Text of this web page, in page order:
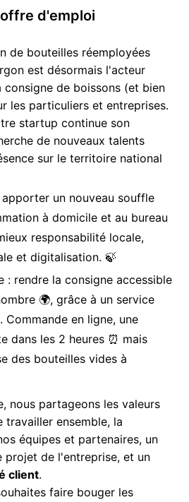
d'emploi
de bouteilles réemployées
est désormais l'acteur
consigne de boissons (et bien
les particuliers et entreprises.
startup continue son
de nouveaux talents
sur le territoire national
un nouveau souffle
à domicile et au bureau
responsabilité locale,
et digitalisation. 🍃
: rendre la consigne accessible
🌍, grâce à un service
Commande en ligne, une
dans les 2 heures ⏰ mais
des bouteilles vides à
nous partageons les valeurs
travailler ensemble, la
équipes et partenaires, un
projet de l'entreprise, et un
client.
faire bouger les